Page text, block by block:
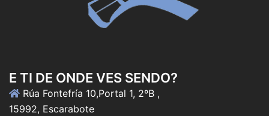
E TI DE ONDE VES SENDO?
Rúa Fontefría 10,Portal 1, 2ºB ,
15992, Escarabote